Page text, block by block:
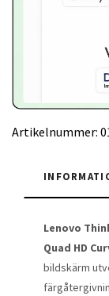
Artikelnummer:
Lenovo
Quad HD
bildskärm